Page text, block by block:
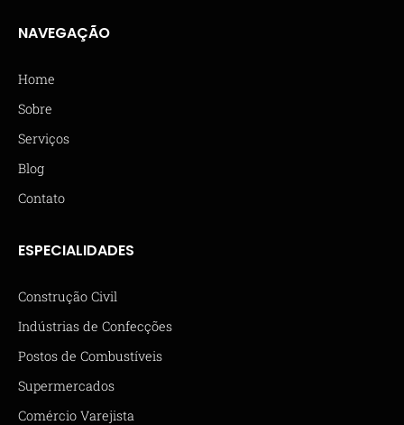
NAVEGAÇÃO
Home
Sobre
Serviços
Blog
Contato
ESPECIALIDADES
Construção Civil
Indústrias de Confecções
Postos de Combustíveis
Supermercados
Comércio Varejista